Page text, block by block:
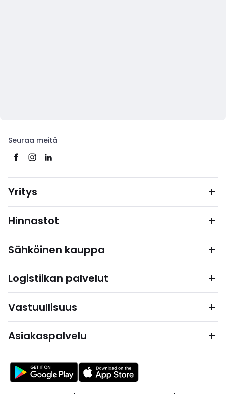
Seuraa meitä
Yritys
Hinnastot
Sähköinen kauppa
Logistiikan palvelut
Vastuullisuus
Asiakaspalvelu